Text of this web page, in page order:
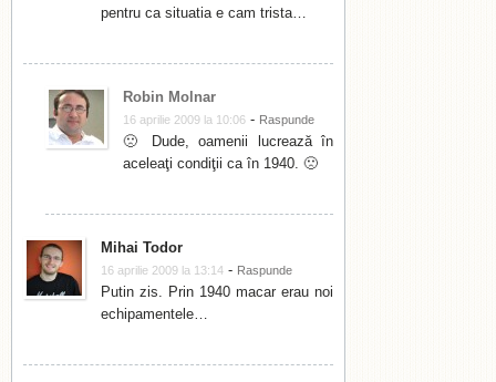
pentru ca situatia e cam trista…
Robin Molnar
16 aprilie 2009 la 10:06 - Raspunde
🙁 Dude, oamenii lucrează în
aceleaţi condiţii ca în 1940. 🙁
Mihai Todor
16 aprilie 2009 la 13:14 - Raspunde
Putin zis. Prin 1940 macar erau noi
echipamentele…